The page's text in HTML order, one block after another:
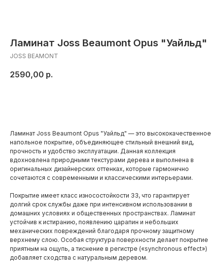
Ламинат Joss Beaumont Opus "Уайльд"
JOSS BEAMONT
2590,00 р.
Ламинат Joss Beaumont Opus "Уайльд" — это высококачественное
напольное покрытие, объединяющее стильный внешний вид,
прочность и удобство эксплуатации. Данная коллекция
вдохновлена природными текстурами дерева и выполнена в
оригинальных дизайнерских оттенках, которые гармонично
сочетаются с современными и классическими интерьерами.
Покрытие имеет класс износостойкости 33, что гарантирует
долгий срок службы даже при интенсивном использовании в
домашних условиях и общественных пространствах. Ламинат
устойчив к истиранию, появлению царапин и небольших
механических повреждений благодаря прочному защитному
верхнему слою. Особая структура поверхности делает покрытие
приятным на ощупь, а тиснение в регистре («synchronous effect»)
добавляет сходства с натуральным деревом.